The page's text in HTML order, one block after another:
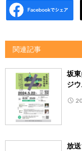
関連記事
坂
ジ
放